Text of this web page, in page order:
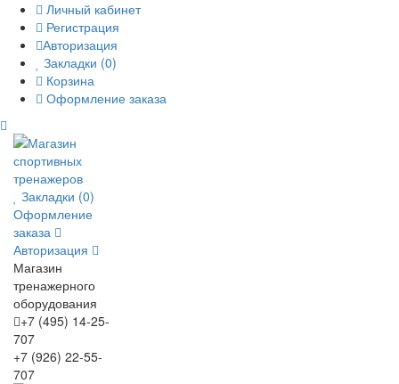
Личный кабинет
Регистрация
Авторизация
Закладки (0)
Корзина
Оформление заказа
Закладки (0)
Оформление
заказа
Авторизация
Магазин
тренажерного
оборудования
+7 (495) 14-25-
707
+7 (926) 22-55-
707